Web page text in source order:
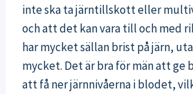
inte ska ta järntillskott eller
och att det kan vara till och med
har mycket sällan brist på järn,
mycket. Det är bra för män att ge
att få ner järnnivåerna i blodet,